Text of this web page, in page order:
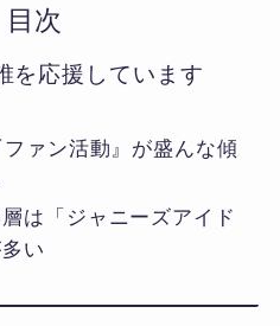
目次
を応援しています
ァン活動』が盛んな傾
は「ジャニーズアイド
い